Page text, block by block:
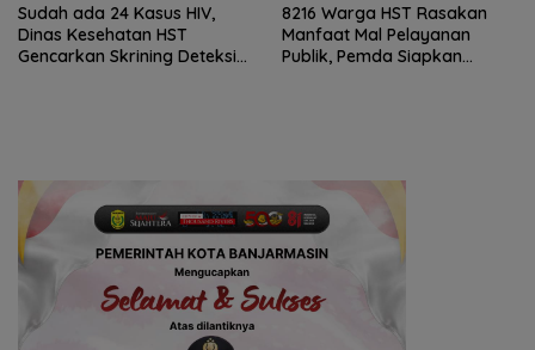
Sudah ada 24 Kasus HIV,
Dinas Kesehatan HST
Gencarkan Skrining Deteksi
8216 Warga HST Rasakan
Manfaat Mal Pelayanan
Publik, Pemda Siapkan